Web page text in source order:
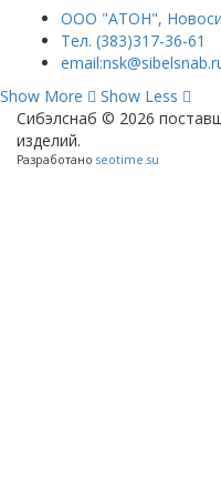
ООО "АТОН",
Тел. (383)317-36-61
Show More
Show Less
Сибэлснаб © 2026
изделий.
Разработано seotime.su